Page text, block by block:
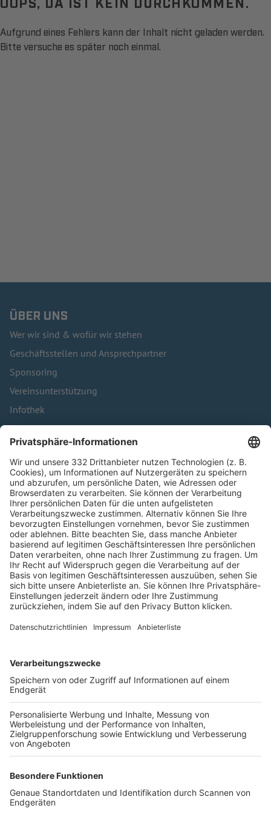
Aufgrund eines Fehlers kann der Inhalt nicht geladen werden.
Bitte versuche es später noch einmal.
ÜBER UNS
Wer wir sind & wofür wir stehen
Geschäftsstellen und Ansprechpartner
Sponsoring
Vereinsunterstützung
Infothek
Kontakt
HÄUFIG BESUCHTE SEITEN
Pässe und Vereinswechsel
Trainerausbildung
Schulungsangebot Vereinsmitarbeiter
BFV-Geschäftsstellen
Trainerbörse
Login SpielPlus
FOLGE DEM BFV
TOP-VEREINE
TOP-PARTNER